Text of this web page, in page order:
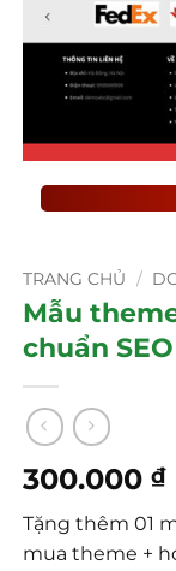
TRANG CHỦ /
Mẫu
chuẩn SEO
300.000₫
Tặng thêm 01
mua theme +